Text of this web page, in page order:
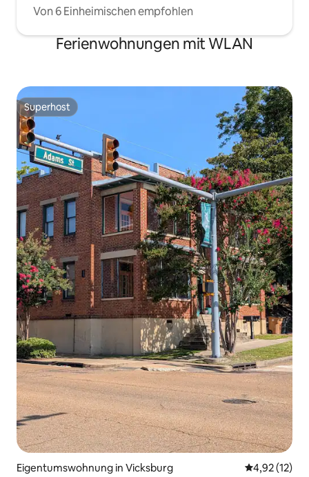
Von 6 Einheimischen empfohlen
Ferienwohnungen mit WLAN
Superhost
Superhost
Eigentumswohnung in Vicksburg
4,92 (12)